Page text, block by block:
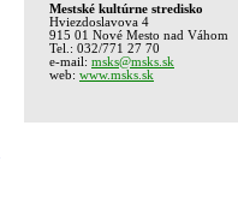
Mestské kultúrne stredisko
Hviezdoslavova 4
915 01 Nové Mesto nad Váhom
Tel.: 032/771 27 70
e-mail: msks@msks.sk
web: www.msks.sk